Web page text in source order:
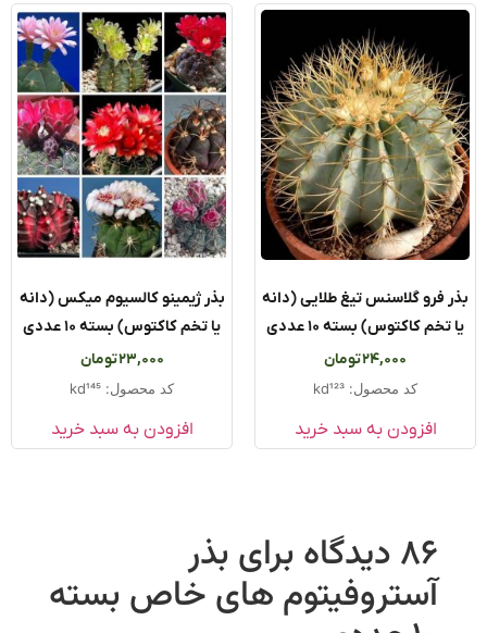
فرو گلاسنس تیغ طلایی (دانه
کاکتوس) بسته ۱۰ عددی
24,000تومان
کد محصول: kd123
افزودن به سبد خرید
بذر ژیمینو کالسیوم میکس (دانه
یا تخم کاکتوس) بسته ۱۰ عددی
23,000تومان
کد محصول: kd145
افزودن به سبد خرید
86 دیدگاه برای بذر
آستروفیتوم های خاص بسته